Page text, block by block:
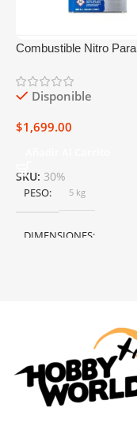
Combustible Nitro Para
Galón
Disponible
$1,699.00
SKU: 30%
PESO 5 kg
DIMENSIONES